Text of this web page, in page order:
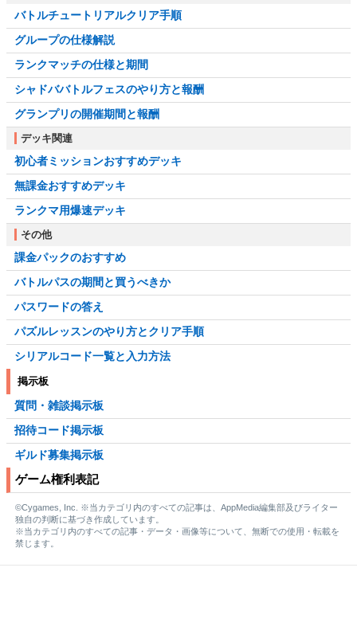
バトルチュートリアルクリア手順
グループの仕様解説
ランクマッチの仕様と期間
シャドババトルフェスのやり方と報酬
グランプリの開催期間と報酬
デッキ関連
初心者ミッションおすすめデッキ
無課金おすすめデッキ
ランクマ用爆速デッキ
その他
課金パックのおすすめ
バトルパスの期間と買うべきか
パスワードの答え
パズルレッスンのやり方とクリア手順
シリアルコード一覧と入力方法
掲示板
質問・雑談掲示板
招待コード掲示板
ギルド募集掲示板
ゲーム権利表記
©Cygames, Inc. ※当カテゴリ内のすべての記事は、AppMedia編集部及びライター
独自の判断に基づき作成しています。
※当カテゴリ内のすべての記事・データ・画像等について、無断での使用・転載を
禁じます。